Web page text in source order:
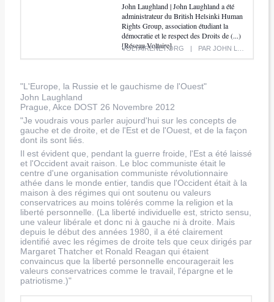
John Laughland | John Laughland a été
administrateur du British Helsinki Human
Rights Group, association étudiant la
démocratie et le respect des Droits de (...)
[Réseau Voltaire]
VOLTAIRENET.ORG | PAR JOHN LAUGHLAND, RÉSEAU VOLTAIRE
a
i
m
e
"L'Europe, la Russie et le gauchisme de l'Ouest"
John Laughland
Prague, Akce DOST 26 Novembre 2012
"Je voudrais vous parler aujourd'hui sur les concepts de
gauche et de droite, et de l'Est et de l'Ouest, et de la façon
dont ils sont liés.
Il est évident que, pendant la guerre froide, l'Est a été laissé
et l'Occident avait raison. Le bloc communiste était le
centre d'une organisation communiste révolutionnaire
athée dans le monde entier, tandis que l'Occident était à la
maison à des régimes qui ont soutenu ou valeurs
conservatrices au moins tolérés comme la religion et la
liberté personnelle. (La liberté individuelle est, stricto sensu,
une valeur libérale et donc ni à gauche ni à droite. Mais
depuis le début des années 1980, il a été clairement
identifié avec les régimes de droite tels que ceux dirigés par
Margaret Thatcher et Ronald Reagan qui étaient
convaincus que la liberté personnelle encouragerait les
valeurs conservatrices comme le travail, l'épargne et le
patriotisme.)"